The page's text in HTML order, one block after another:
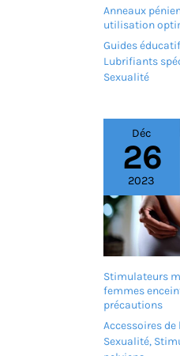
Anneaux
utilisation
Guides
Lubrifiants
Sexualité
Déc
26
2023
Stimulateurs
femmes
précautions
Accessoires de
Sexualité,